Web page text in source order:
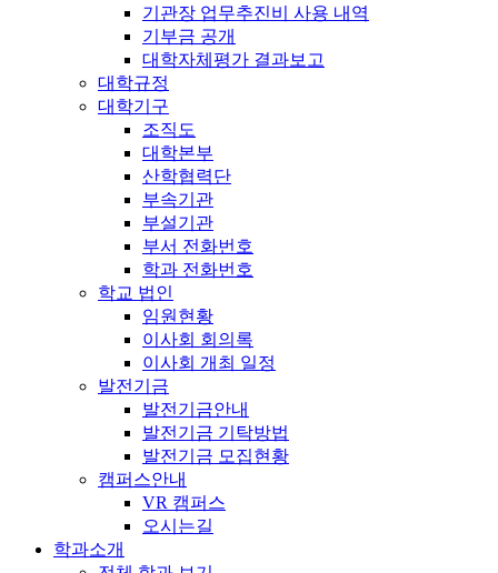
기관장 업무추진비 사용 내역
기부금 공개
대학자체평가 결과보고
대학규정
대학기구
조직도
대학본부
산학협력단
부속기관
부설기관
부서 전화번호
학과 전화번호
학교 법인
임원현황
이사회 회의록
이사회 개최 일정
발전기금
발전기금안내
발전기금 기탁방법
발전기금 모집현황
캠퍼스안내
VR 캠퍼스
오시는길
학과소개